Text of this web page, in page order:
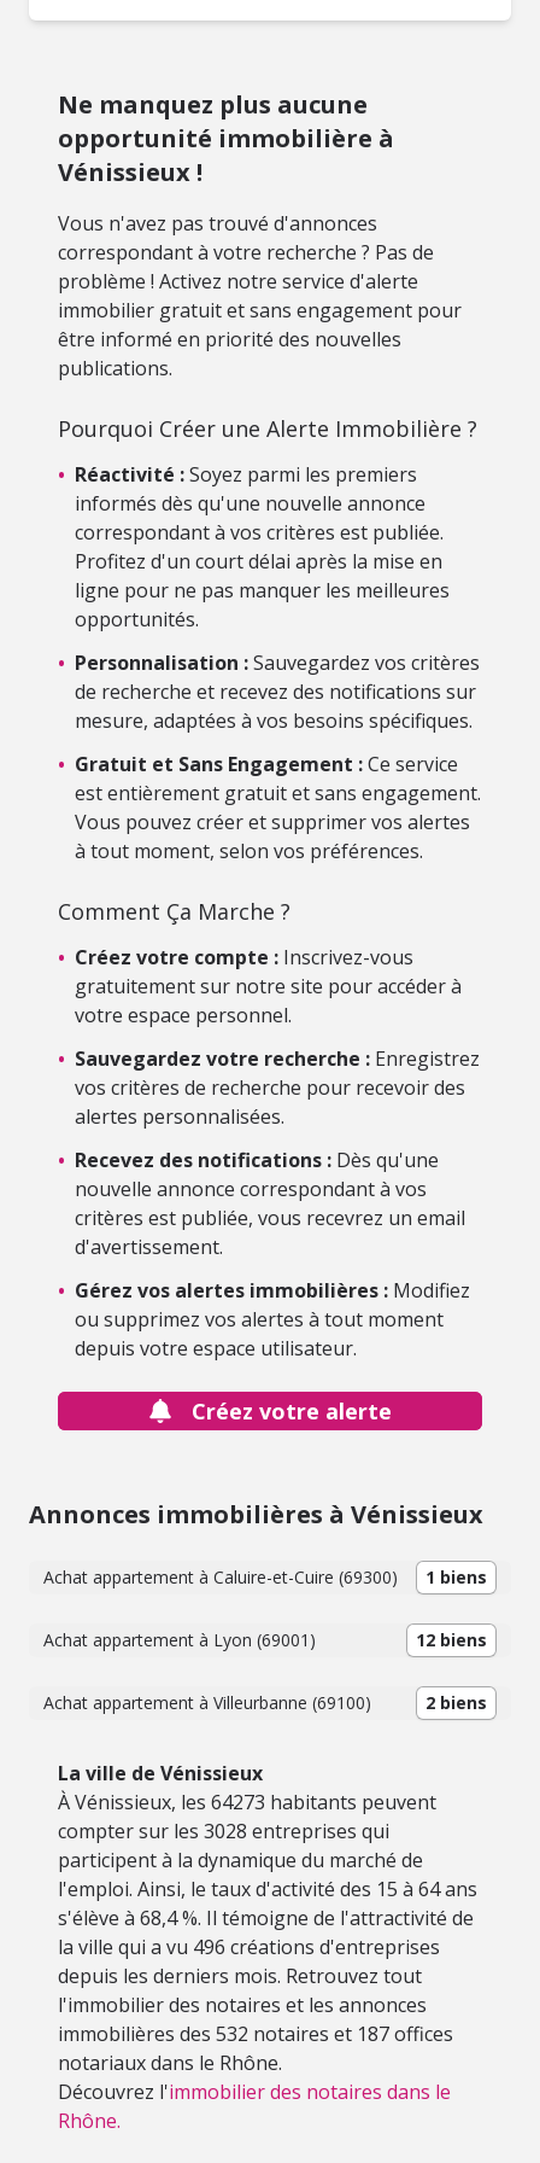
Ne manquez plus aucune
opportunité immobilière à
Vénissieux !
Vous n'avez pas trouvé d'annonces
correspondant à votre recherche ? Pas de
problème ! Activez notre service d'alerte
immobilier gratuit et sans engagement pour
être informé en priorité des nouvelles
publications.
Pourquoi Créer une Alerte Immobilière ?
• Réactivité :Soyez parmi les premiers
informés dès qu'une nouvelle annonce
correspondant à vos critères est publiée.
Profitez d'un court délai après la mise en
ligne pour ne pas manquer les meilleures
opportunités.
• Personnalisation :Sauvegardez vos critères
de recherche et recevez des notifications sur
mesure, adaptées à vos besoins spécifiques.
• Gratuit et Sans Engagement :Ce service
est entièrement gratuit et sans engagement.
Vous pouvez créer et supprimer vos alertes
à tout moment, selon vos préférences.
Comment Ça Marche ?
• Créez votre compte : Inscrivez-vous
gratuitement sur notre site pour accéder à
votre espace personnel.
• Sauvegardez votre recherche : Enregistrez
vos critères de recherche pour recevoir des
alertes personnalisées.
• Recevez des notifications : Dès qu'une
nouvelle annonce correspondant à vos
critères est publiée, vous recevrez un email
d'avertissement.
• Gérez vos alertes immobilières : Modifiez
ou supprimez vos alertes à tout moment
depuis votre espace utilisateur.
Créez votre alerte
Annonces immobilières à Vénissieux
Achat appartement à Caluire-et-Cuire (69300) 1 biens
Achat appartement à Lyon (69001) 12 biens
Achat appartement à Villeurbanne (69100) 2 biens
La ville de Vénissieux
À Vénissieux, les 64273 habitants peuvent
compter sur les 3028 entreprises qui
participent à la dynamique du marché de
l'emploi. Ainsi, le taux d'activité des 15 à 64 ans
s'élève à 68,4 %. Il témoigne de l'attractivité de
la ville qui a vu 496 créations d'entreprises
depuis les derniers mois. Retrouvez tout
l'immobilier des notaires et les annonces
immobilières des 532 notaires et 187 offices
notariaux dans le Rhône.
Découvrez l'immobilier des notaires dans le
Rhône.